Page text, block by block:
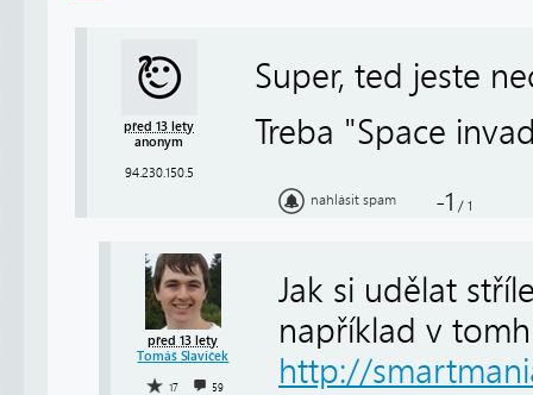
před 13 lety
anonym
94.230.150.5
Super, ted jeste
Treba "Space
nahlásit spam -1 / 1
před 13 lety
Tomáš Slavíček
17 59
Jak si udělat
například v
http://